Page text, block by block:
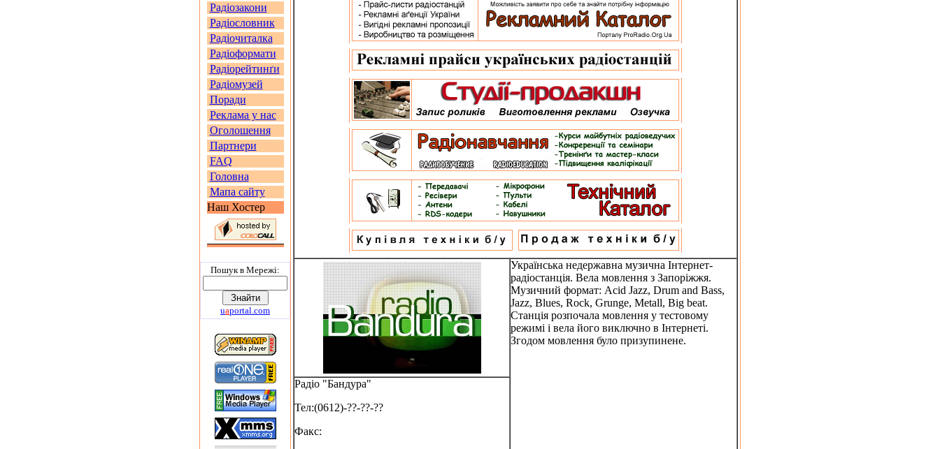
Радіозакони
Радіословник
Радіочиталка
Радіоформати
Радіорейтинґи
Радіомузей
Поради
Реклама у нас
Оголошення
Партнери
FAQ
Головна
Мапа сайту
Наш Хостер
Пошук в Мережi:
uaportal.com
Українська недержавна музична Інтернет-
радіостанція. Вела мовлення з Запоріжжя.
Музичний формат: Acid Jazz, Drum and Bass,
Jazz, Blues, Rock, Grunge, Metall, Big beat.
Станція розпочала мовлення у тестовому
режимі і вела його виключно в Інтернеті.
Згодом мовлення було призупинене.
Радіо "Бандура"
Тел:(0612)-??-??-??
Факс: